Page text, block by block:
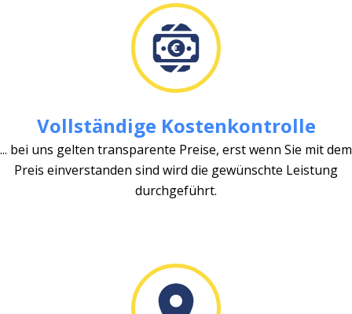
Vollständige Kostenkontrolle
... bei uns gelten transparente Preise, erst wenn Sie mit dem
Preis einverstanden sind wird die gewünschte Leistung
durchgeführt.